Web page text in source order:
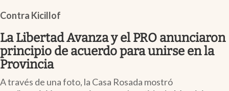
Uruguay
Mercados Online
Negocios
Columnistas
Contra Kicillof
La Libertad Avanza y el PRO anunciaron
principio de acuerdo para unirse en la
Provincia
A través de una foto, la Casa Rosada mostró